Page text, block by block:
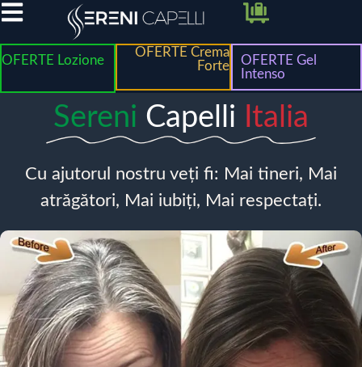
OFERTE Lozione
OFERTE Crema
Forte
OFERTE Gel
Intenso
Sereni Capelli Italia
Cu ajutorul nostru veți fi: Mai tineri, Mai
atrăgători, Mai iubiți, Mai respectați.